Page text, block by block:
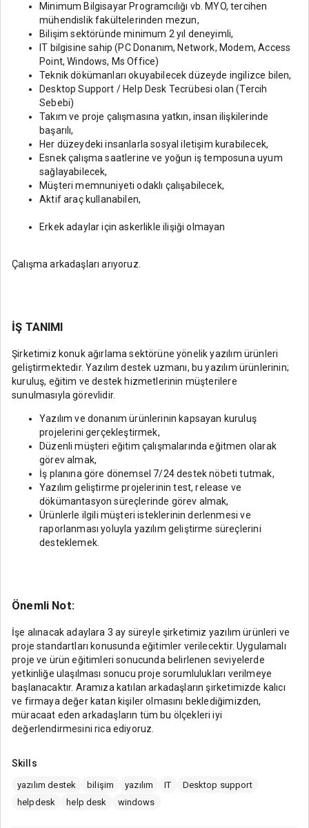
Minimum Bilgisayar Programcılığı vb. MYO, tercihen
mühendislik fakültelerinden mezun,
Bilişim sektöründe minimum 2 yıl deneyimli,
IT bilgisine sahip (PC Donanım, Network, Modem, Access
Point, Windows, Ms Office)
Teknik dökümanları okuyabilecek düzeyde ingilizce bilen,
Desktop Support / Help Desk Tecrübesi olan (Tercih
Sebebi)
Takım ve proje çalışmasına yatkın, insan ilişkilerinde
başarılı,
Her düzeydeki insanlarla sosyal iletişim kurabilecek,
Esnek çalışma saatlerine ve yoğun iş temposuna uyum
sağlayabilecek,
Müşteri memnuniyeti odaklı çalışabilecek,
Aktif araç kullanabilen,
Erkek adaylar için askerlikle ilişiği olmayan
Çalışma arkadaşları arıyoruz.
İŞ TANIMI
Şirketimiz konuk ağırlama sektörüne yönelik yazılım ürünleri
geliştirmektedir. Yazılım destek uzmanı, bu yazılım ürünlerinin;
kuruluş, eğitim ve destek hizmetlerinin müşterilere
sunulmasıyla görevlidir.
Yazılım ve donanım ürünlerinin kapsayan kuruluş
projelerini gerçekleştirmek,
Düzenli müşteri eğitim çalışmalarında eğitmen olarak
görev almak,
İş planına göre dönemsel 7/24 destek nöbeti tutmak,
Yazılım geliştirme projelerinin test, release ve
dökümantasyon süreçlerinde görev almak,
Ürünlerle ilgili müşteri isteklerinin derlenmesi ve
raporlanması yoluyla yazılım geliştirme süreçlerini
desteklemek.
Önemli Not:
İşe alınacak adaylara 3 ay süreyle şirketimiz yazılım ürünleri ve
proje standartları konusunda eğitimler verilecektir. Uygulamalı
proje ve ürün eğitimleri sonucunda belirlenen seviyelerde
yetkinliğe ulaşılması sonucu proje sorumlulukları verilmeye
başlanacaktır. Aramıza katılan arkadaşların şirketimizde kalıcı
ve firmaya değer katan kişiler olmasını beklediğimizden,
müracaat eden arkadaşların tüm bu ölçekleri iyi
değerlendirmesini rica ediyoruz.
Skills
yazılım destek bilişim yazılım IT
Desktop support
helpdesk
help desk windows